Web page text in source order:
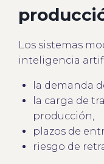
Los sistemas
inteligencia
la demanda
la carga de
producción,
plazos de
riesgo de